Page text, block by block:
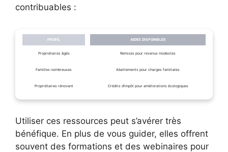
contribuables :
PROFIL AIDES DISPONIBLES
Propriétaires âgés Remises pour revenus modestes
Familles nombreuses Abattements pour charges familiales
Propriétaires rénovant Crédits d’impôt pour améliorations écologiques
Utiliser ces ressources peut s’avérer très
bénéfique. En plus de vous guider, elles offrent
souvent des formations et des webinaires pour